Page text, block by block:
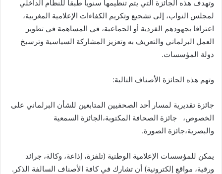
وتهدف هذه الجائزة التي يتم تنظيمها سنويا طبقا للنظام الداخلي
لمجلس النواب، إلى تشجيع وتكريم الكفاءات الإعلامية المغربية،
اعترافا بجهودهم الفردية أو الجماعية، في المساهمة في تطوير
العمل البرلماني والتعريف به وتعزيز المشاركة السياسية وترسيخ
دولة المؤسسات.
وتهم هذه الجائزة الأصناف التالية:
جائزة تقديرية لمسار أحد الصحفيين المتابعين للشأن البرلماني على
الخصوص، جائزة الصحافة المكتوبة،الجائزة السمعية
والبصرية،جائزة الصورة.
يمكن للمؤسسات الإعلامية الوطنية (تلفزة، إذاعة، وكالة، جرائد
ورقية، مواقع إلكترونية) أن تشارك في كافة الأصناف السالفة الذكر.